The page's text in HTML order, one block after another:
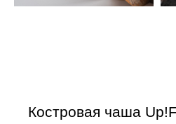
Костровая чаша